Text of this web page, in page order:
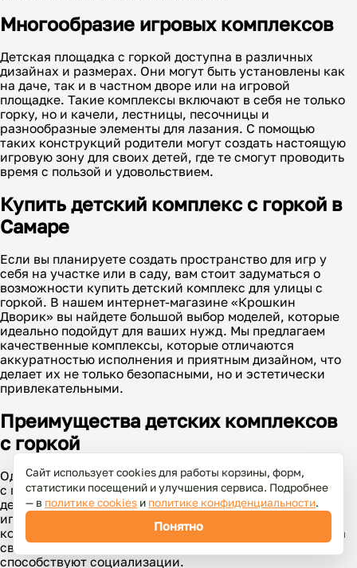
Многообразие игровых комплексов
Детская площадка с горкой доступна в различных
дизайнах и размерах. Они могут быть установлены как
на даче, так и в частном дворе или на игровой
площадке. Такие комплексы включают в себя не только
горку, но и качели, лестницы, песочницы и
разнообразные элементы для лазания. С помощью
таких конструкций родители могут создать настоящую
игровую зону для своих детей, где те смогут проводить
время с пользой и удовольствием.
Купить детский комплекс с горкой в
Самаре
Если вы планируете создать пространство для игр у
себя на участке или в саду, вам стоит задуматься о
возможности купить детский комплекс для улицы с
горкой. В нашем интернет-магазине «Крошкин
Дворик» вы найдете большой выбор моделей, которые
идеально подойдут для ваших нужд. Мы предлагаем
качественные комплексы, которые отличаются
аккуратностью исполнения и приятным дизайном, что
делает их не только безопасными, но и эстетически
привлекательными.
Преимущества детских комплексов
с горкой
Одним из основных преимуществ детских комплексов
с горкой является развитие физических навыков у
детей. Лазание по конструкциям, спуск по горке и
игры с друзьями способствуют улучшению
координации, ловкости и силы. Кроме того, занятия на
свежем воздухе укрепляют здоровье детей и
способствуют социализации.
Сайт использует cookies для работы корзины, форм,
статистики посещений и улучшения сервиса. Подробнее
— в политике cookies и политике конфиденциальности.
Понятно